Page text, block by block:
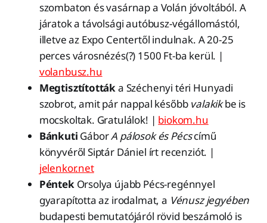
szombaton és vasárnap a Volán jóvoltából. A
járatok a távolsági autóbusz-végállomástól,
illetve az Expo Centertől indulnak. A 20-25
perces városnézés(?) 1500 Ft-ba kerül. |
volanbusz.hu
Megtisztítottáka Széchenyi téri Hunyadi
szobrot, amit pár nappal később valakikbe is
mocskoltak. Gratulálok! | biokom.hu
Bánkuti GáborA pálosok és Pécscímű
könyvéről Siptár Dániel írt recenziót. |
jelenkor.net
Péntek Orsolya újabb Pécs-regénnyel
gyarapította az irodalmat, a Vénusz jegyében
budapesti bemutatójáról rövid beszámoló is